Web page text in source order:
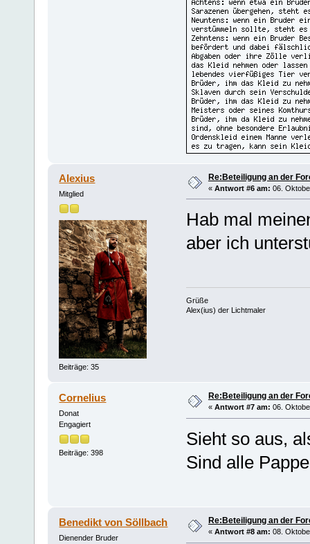
Alexius
Mitglied
Beiträge: 35
Re:Beteiligung an der
« Antwort #6 am: 06.
Hab mal
aber ich
Grüße
Alex(ius) der Lichtmaler
Cornelius
Donat
Engagiert
Beiträge: 398
Re:Beteiligung an der
« Antwort #7 am: 06.
Sieht so aus,
Sind alle
Benedikt von Söllbach
Dienender Bruder
Re:Beteiligung an der
« Antwort #8 am: 08.